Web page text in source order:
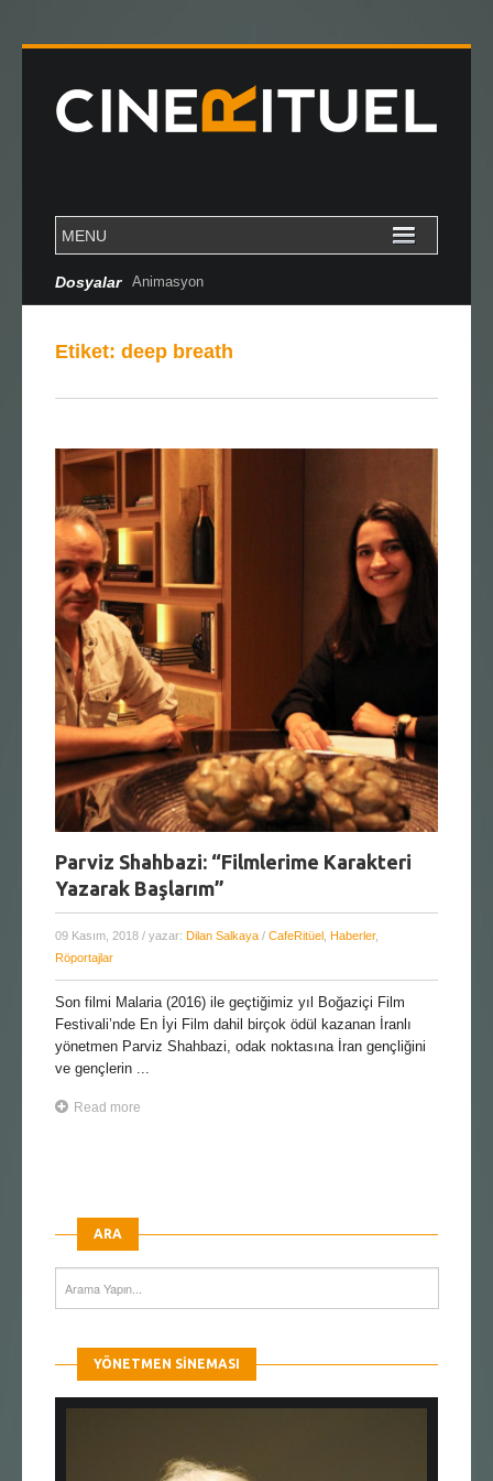
Dosyalar Animasyon
Etiket: deep breath
Parviz Shahbazi: “Filmlerime Karakteri
Yazarak Başlarım”
09 Kasım, 2018 / yazar: Dilan Salkaya / CafeRitüel Haberler,
Röportajlar
Son filmi Malaria (2016) ile geçtiğimiz yıl Boğaziçi Film
Festivali’nde En İyi Film dahil birçok ödül kazanan İranlı
yönetmen Parviz Shahbazi, odak noktasına İran gençliğini
ve gençlerin ...
Read more
ARA
YÖNETMEN SINEMASI